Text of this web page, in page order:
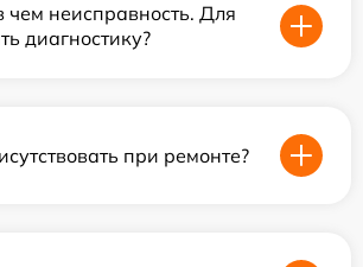
неисправность. Для
диагностику?
при ремонте?